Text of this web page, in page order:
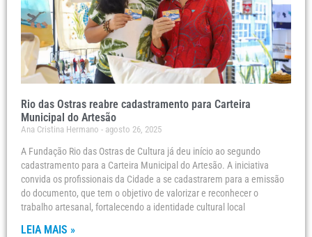
Rio das Ostras reabre cadastramento para Carteira
Municipal do Artesão
Ana Cristina Hermano agosto 26, 2025
A Fundação Rio das Ostras de Cultura já deu início ao segundo
cadastramento para a Carteira Municipal do Artesão. A iniciativa
convida os profissionais da Cidade a se cadastrarem para a emissão
do documento, que tem o objetivo de valorizar e reconhecer o
trabalho artesanal, fortalecendo a identidade cultural local
LEIA MAIS »